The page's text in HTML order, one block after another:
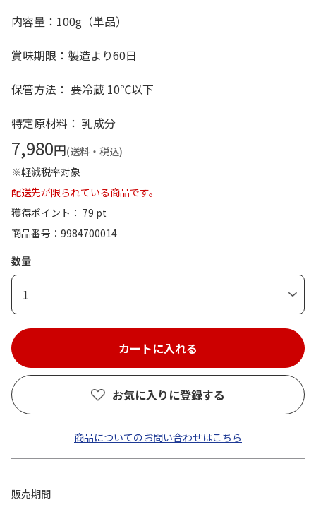
内容量：100g（単品）
賞味期限：製造より60日
保管方法： 要冷蔵 10℃以下
特定原材料： 乳成分
7,980円(送料・税込)
※軽減税率対象
配送先が限られている商品です。
獲得ポイント： 79 pt
商品番号
9984700014
数量
1
お気に入りに登録する
商品についてのお問い合わせはこちら
販売期間